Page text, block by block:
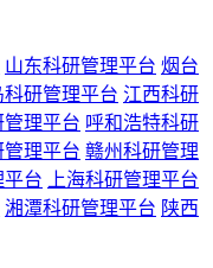
山东科研管理平台 烟台
科研管理平台 江西科研
管理平台 呼和浩特科研
管理平台 赣州科研管理
平台
上海科研管理平台
湘潭科研管理平台 陕西